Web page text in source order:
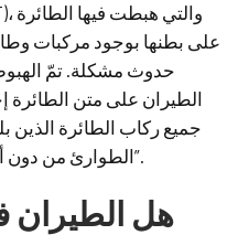
على بطنها بوجود مركبات
حدوث مشكلة. تمّ
الطيران على متن الطائرة
الطوارئ من دون أية إصابات أو خسائر في الأرواح”.